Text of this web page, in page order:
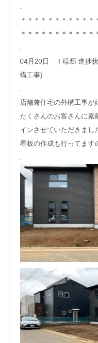
.
＊＊＊＊＊＊＊＊＊＊＊
＊＊＊＊＊＊＊＊＊＊＊
.
04月20日 Ｉ様邸 進捗
構工事)
.
店舗兼住宅の外構工事が
たくさんのお客さんに素
インさせていただきまし
看板の作成も行ってます
.